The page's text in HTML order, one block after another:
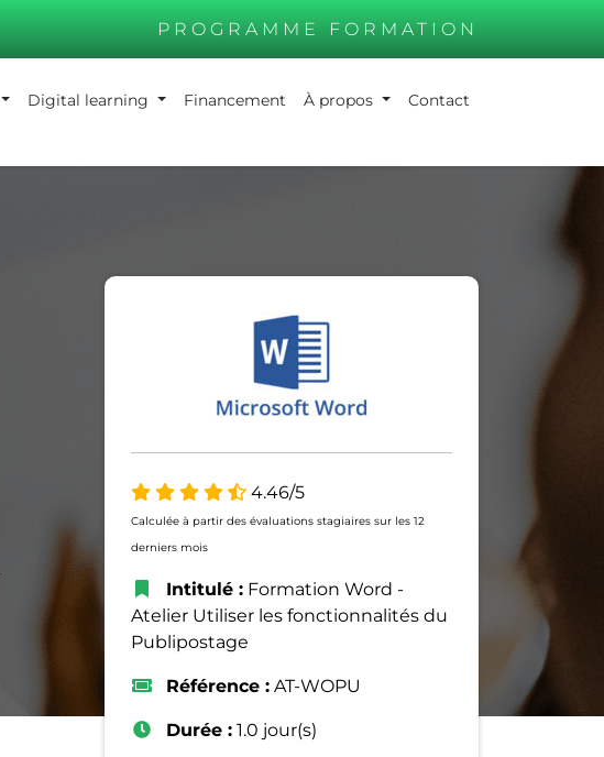
PROGRAMME FORMATION
Digital learning Financement À propos Contact
4.46/5
Calculée à partir des évaluations stagiaires sur les 12
derniers mois
Intitulé : Formation Word -
Atelier Utiliser les fonctionnalités du
Publipostage
Référence : AT-WOPU
Durée : 1.0 jour(s)